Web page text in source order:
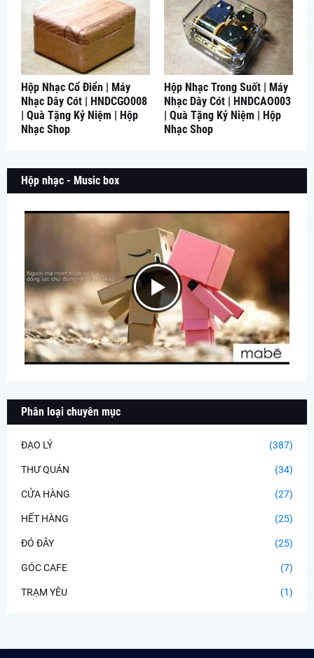
Hộp Nhạc Cổ Điển | Máy
Nhạc Dây Cót | HNDCGO008
| Quà Tặng Kỷ Niệm | Hộp
Nhạc Shop
Hộp Nhạc Trong Suốt | Máy
Nhạc Dây Cót | HNDCAO003
| Quà Tặng Kỷ Niệm | Hộp
Nhạc Shop
Hộp nhạc - Music box
Phân loại chuyên mục
ĐẠO LÝ (387)
THƯ QUÁN (34)
CỬA HÀNG (27)
HẾT HÀNG (25)
ĐÓ ĐÂY (25)
GÓC CAFE (7)
TRẠM YÊU (1)